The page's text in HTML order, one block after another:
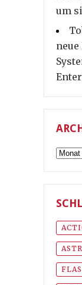
um